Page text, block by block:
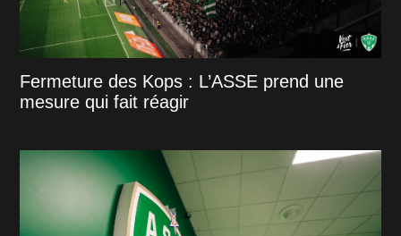
Fermeture des Kops : L’ASSE prend une
mesure qui fait réagir